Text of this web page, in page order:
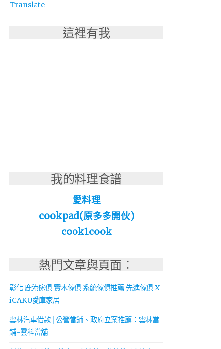
Translate
這裡有我
我的料理食譜
愛料理
cookpad(原多多開伙)
cook1cook
熱門文章與頁面︰
彰化 鹿港傢俱 實木傢俱 系統傢俱推薦 先進傢俱 X
iCAKU愛庫家居
雲林汽車借款│公營當鋪、政府立案推薦：雲林當
鋪-雲科當舖